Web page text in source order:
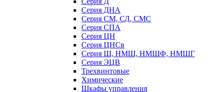
Серия ДНА
Серия СМ, СД, СМС
Серия СПА
Серия ЦН
Серия ЦНСв
Серия Ш, НМШ, НМШФ, НМШГ
Серия ЭЦВ
Трехвинтовые
Химические
Шкафы управления